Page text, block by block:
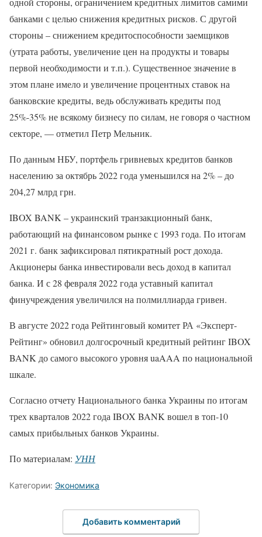
банками с целью снижения кредитных рисков. С другой
стороны – снижением кредитоспособности заемщиков
(утрата работы, увеличение цен на продукты и товары
первой необходимости и т.п.). Существенное значение в
этом плане имело и увеличение процентных ставок на
банковские кредиты, ведь обслуживать кредиты под
25%-35% не всякому бизнесу по силам, не говоря о частном
секторе, — отметил Петр Мельник.
По данным НБУ, портфель гривневых кредитов банков
населению за октябрь 2022 года уменьшился на 2% – до
204,27 млрд грн.
IBOX BANK – украинский транзакционный банк,
работающий на финансовом рынке с 1993 года. По итогам
2021 г. банк зафиксировал пятикратный рост дохода.
Акционеры банка инвестировали весь доход в капитал
банка. И с 28 февраля 2022 года уставный капитал
финучреждения увеличился на полмиллиарда гривен.
В августе 2022 года Рейтинговый комитет РА «Эксперт-
Рейтинг» обновил долгосрочный кредитный рейтинг IBOX
BANK до самого высокого уровня uaAAA по национальной
шкале.
Согласно отчету Национального банка Украины по итогам
трех кварталов 2022 года IBOX BANK вошел в топ-10
самых прибыльных банков Украины.
По материалам: УНН
Категории: Экономика
Добавить комментарий